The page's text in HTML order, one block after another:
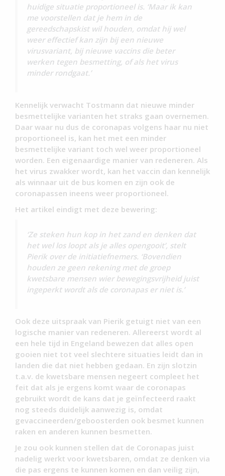
huidige situatie proportioneel is. ‘Maar ik kan
me voorstellen dat je hem in de
gereedschapskist wil houden, omdat hij wel
weer effectief kan zijn bij een nieuwe
virusvariant, bij nieuwe vaccins die beter
werken tegen besmetting, of als het virus
minder rondgaat.’
Kennelijk verwacht Tostmann dat nieuwe minder
besmettelijke varianten het straks gaan overnemen.
Daar waar nu dus de coronapas volgens haar nu niet
proportioneel is, kan het met een minder
besmettelijke variant toch wel weer proportioneel
worden. Een eigenaardige manier van redeneren. Als
het virus zwakker wordt, kan het vaccin dan kennelijk
als winnaar uit de bus komen en zijn ook de
coronapassen ineens weer proportioneel.
Het artikel eindigt met deze bewering:
‘Ze steken hun kop in het zand en denken dat
het wel los loopt als je alles opengooit’, stelt
Pierik over de initiatiefnemers. ‘Bovendien
houden ze geen rekening met de groep
kwetsbare mensen wier bewegingsvrijheid juist
ingeperkt wordt als de coronapas er niet is.’
Ook deze uitspraak van Pierik getuigt niet van een
logische manier van redeneren. Allereerst wordt al
een hele tijd in Engeland bewezen dat alles open
gooien niet tot veel slechtere situaties leidt dan in
landen die dat niet hebben gedaan. En zijn slotzin
t.a.v. de kwetsbare mensen negeert compleet het
feit dat als je ergens komt waar de coronapas
gebruikt wordt de kans dat je geïnfecteerd raakt
nog steeds duidelijk aanwezig is, omdat
gevaccineerden/geboosterden ook besmet kunnen
raken en anderen kunnen besmetten.
Je zou ook kunnen stellen dat de Coronapas juist
nadelig werkt voor kwetsbaren, omdat ze denken via
die pas ergens te kunnen komen en dan veilig zijn,